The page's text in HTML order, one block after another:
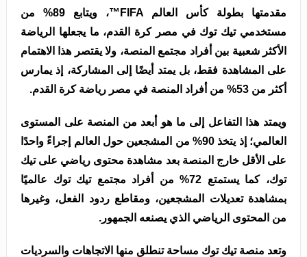
مقدمتها بطولة كأس العالم FIFA™، ويتابع 89% من
مستخدمي تيك توك في مصر كرة القدم، ما يجعلها الرياضة
الأكثر شعبية بين أفراد مجتمع المنصة، ولا يقتصر هذا الاهتمام
على المشاهدة فقط، بل يمتد أيضًا إلى المشاركة، إذ يمارس
أكثر من 53% من أفراد المنصة في مصر رياضة كرة القدم.
ويمتد هذا التفاعل إلى ما هو أبعد من المنصة على المستوى
العالمي؛ إذ يتخذ 90% من المشجعين حول العالم إجراءً واحدًا
على الأقل خارج المنصة بعد مشاهدة محتوى رياضي على تيك
توك، كما يستمتع 72% من أفراد مجتمع تيك توك عالميًا
بمشاهدة تعديلات المشجعين، ومقاطع ردود الفعل، وغيرها
من المحتوى الرياضي الذي يصنعه الجمهور.
وتعد منصة تيك توك مساحة تنطلق منها الاتجاهات والسرديات